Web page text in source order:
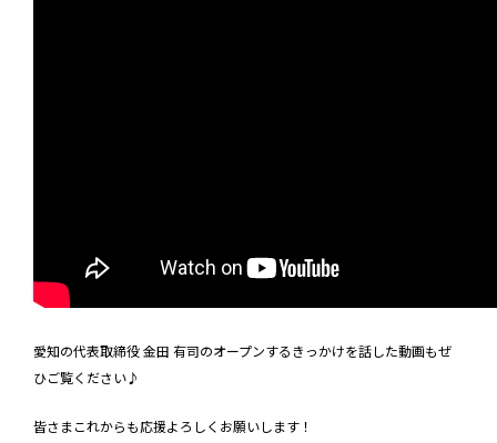
愛知の代表取締役 金田 有司のオープンするきっかけを話した動画もぜ
ひご覧ください♪
皆さまこれからも応援よろしくお願いします！